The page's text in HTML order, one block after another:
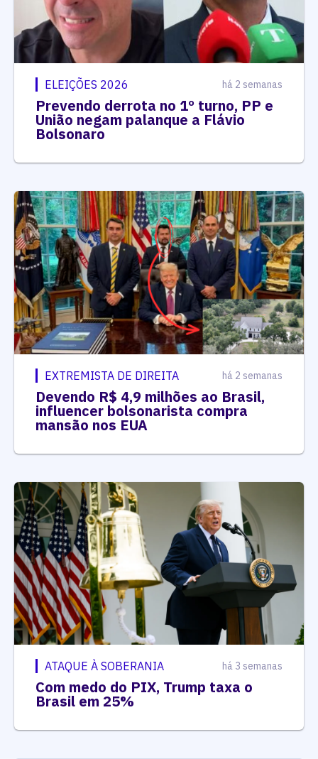
ELEIÇÕES 2026 há 2 semanas
Prevendo derrota no 1º turno, PP e
União negam palanque a Flávio
Bolsonaro
EXTREMISTA DE DIREITA há 2 semanas
Devendo R$ 4,9 milhões ao Brasil,
influencer bolsonarista compra
mansão nos EUA
ATAQUE À SOBERANIA há 3 semanas
Com medo do PIX, Trump taxa o
Brasil em 25%